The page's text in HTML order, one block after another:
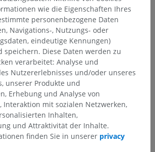
wie die Eigenschaften Ihres
personenbezogene Daten
Navigations-, Nutzungs- oder
eindeutige Kennungen)
speichern. Diese Daten werden zu
verarbeitet: Analyse und
Nutzererlebnisses und/oder unseres
unserer Produkte und
Erhebung und Analyse von
Interaktion mit sozialen Netzwerken,
Inhalten,
und Attraktivität der Inhalte.
finden Sie in unserer privacy